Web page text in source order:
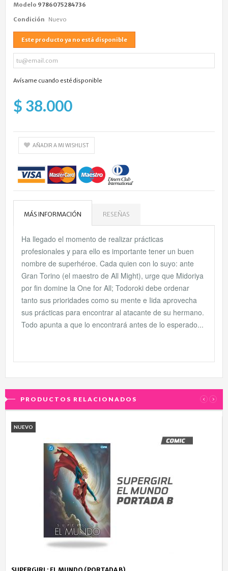
Modelo 9786075284736
Condición Nuevo
Este producto ya no está disponible
Avísame cuando esté disponible
$ 38.000
AÑADIR A MI WISHLIST
MÁS INFORMACIÓN RESEÑAS
Ha llegado el momento de realizar prácticas
profesionales y para ello es importante tener un buen
nombre de superhéroe. Cada quien con lo suyo: ante
Gran Torino (el maestro de All Might), urge que Midoriya
por fin domine la One for All; Todoroki debe ordenar
tanto sus prioridades como su mente e Iida aprovecha
sus prácticas para encontrar al atacante de su hermano.
Todo apunta a que lo encontrará antes de lo esperado...
PRODUCTOS RELACIONADOS ‹ ›
NUEVO